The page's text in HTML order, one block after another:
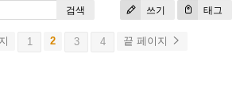
쓰기 태그
검색
1 2 3 4 끝 페이지